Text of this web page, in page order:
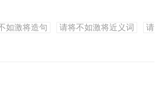
将计就计、将信将疑、将遇良才、将门
。2.他明白，要...
如激将造句 请将不如激将近义词
请